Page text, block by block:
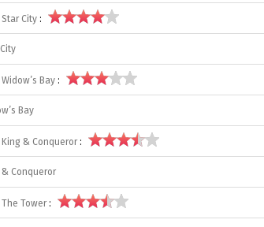
Star City :
Widow’s Bay :
Bay
King & Conqueror :
& Conqueror
The Tower :